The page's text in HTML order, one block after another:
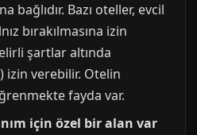
bağlıdır. Bazı oteller, evcil
bırakılmasına izin
şartlar altında
izin verebilir. Otelin
fayda var.
için özel bir alan var